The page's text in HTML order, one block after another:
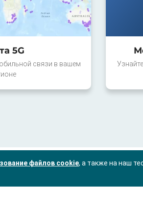
5G
связи в вашем
файлов cookie, а также на наш